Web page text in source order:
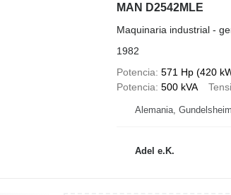
MAN D2542MLE
Maquinaria industrial -
1982
Potencia 571 Hp (420
Potencia 500 kVA
Alemania, Gundelsheim
Adel e.K.